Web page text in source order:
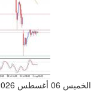
الخميس 06 أغسطس 2026 06:37 صباحاً